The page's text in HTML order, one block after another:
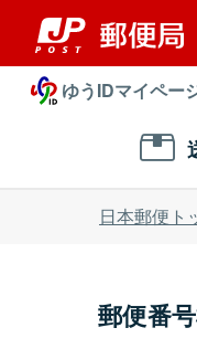
ゆうIDマイペー
日本郵便ト
郵便番